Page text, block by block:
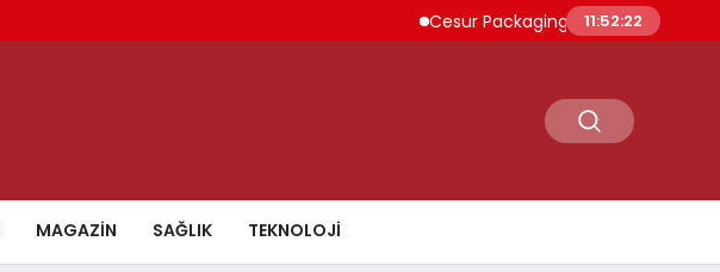
Cesur Packaging, Mısır’daki Üretim
11:52:23
MAGAZIN SAĞLIK TEKNOLOJI